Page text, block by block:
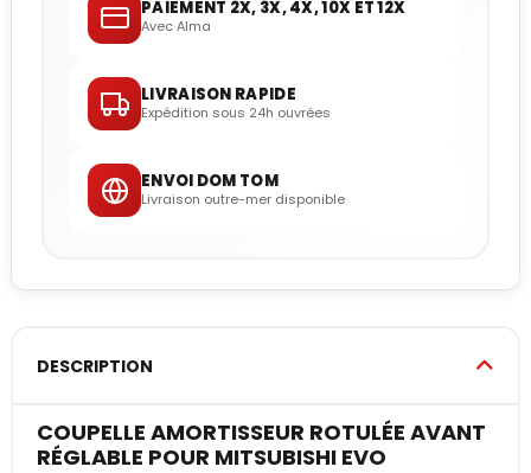
PAIEMENT 2X, 3X, 4X, 10X ET 12X
Avec Alma
LIVRAISON RAPIDE
Expédition sous 24h ouvrées
ENVOI DOM TOM
Livraison outre-mer disponible
DESCRIPTION
COUPELLE AMORTISSEUR ROTULÉE AVANT
RÉGLABLE POUR MITSUBISHI EVO